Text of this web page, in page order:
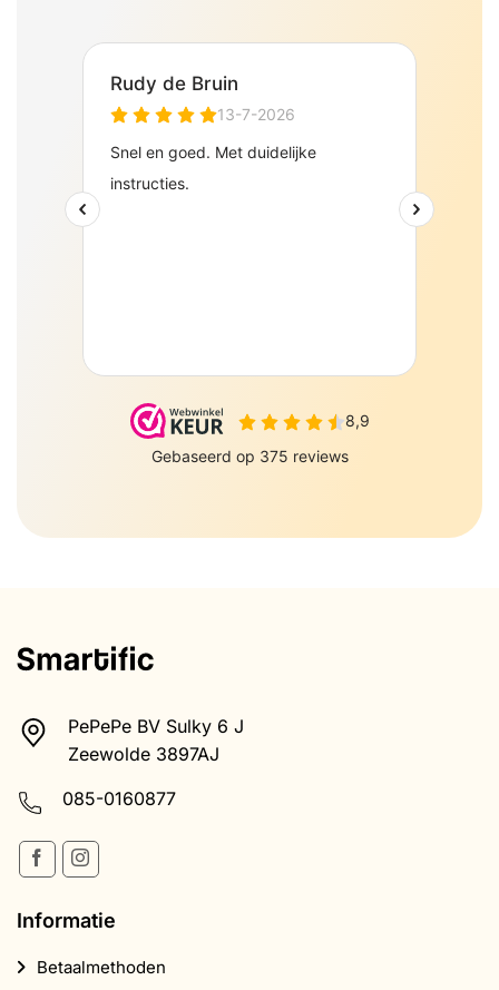
PePePe BV Sulky 6 J
Zeewolde 3897AJ
085-0160877
Informatie
Betaalmethoden